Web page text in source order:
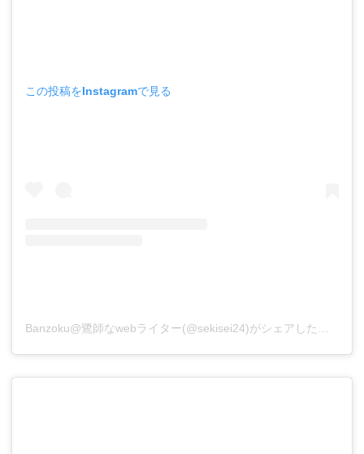
この投稿をInstagramで見る
Banzoku@鷺師なwebライター(@sekisei24)がシェアした投稿